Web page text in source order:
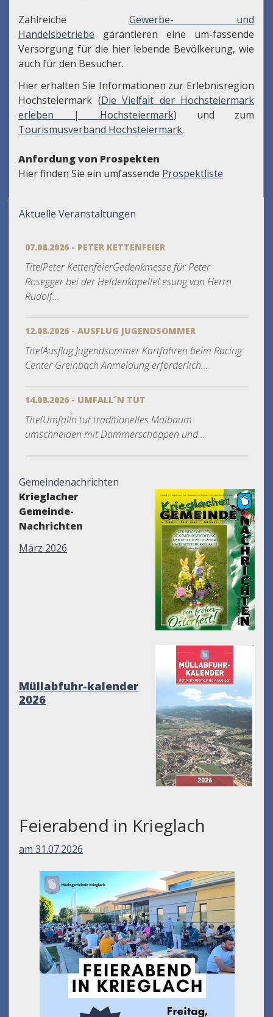
Zahlreiche Gewerbe- und
Handelsbetriebe garantieren eine um-fassende
Versorgung für die hier lebende Bevölkerung, wie
auch für den Besucher.
Hier erhalten Sie Informationen zur Erlebnisregion
Hochsteiermark (Die Vielfalt der Hochsteiermark
erleben | Hochsteiermark) und zum
Tourismusverband Hochsteiermark.
Anfordung von Prospekten
Hier finden Sie ein umfassende Prospektliste
Aktuelle Veranstaltungen
07.08.2026 - PETER KETTENFEIER
TitelPeter KettenfeierGedenkmesse für Peter
Rosegger bei der HeldenkapelleLesung von Herrn
Rudolf...
12.08.2026 - AUSFLUG JUGENDSOMMER
TitelAusflug Jugendsommer Kartfahren beim Racing
Center Greinbach Anmeldung erforderlich...
14.08.2026 - UMFALL´N TUT
TitelUmfall´n tut traditionelles Maibaum
umschneiden mit Dämmerschoppen und...
Gemeindenachrichten
Krieglacher
Gemeinde-
Nachrichten
März 2026
Müllabfuhr-kalender
2026
Feierabend in Krieglach
am 31.07.2026